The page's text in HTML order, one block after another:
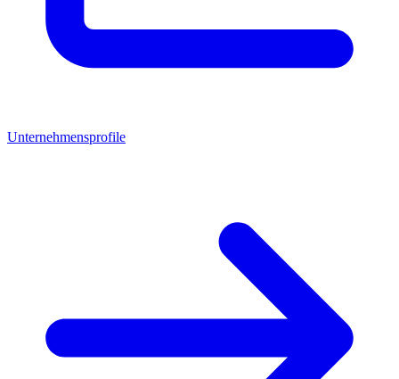
Unternehmensprofile